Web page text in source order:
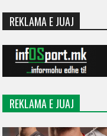
REKLAMA E JUAJ
REKLAMA E JUAJ